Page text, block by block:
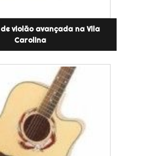
violão avançada na Vila
Carolina